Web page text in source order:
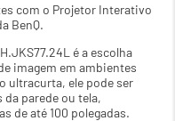
com o Projetor Interativo
BenQ.
é a escolha
imagem em ambientes
ultracurta, ele pode ser
parede ou tela,
de até 100 polegadas.